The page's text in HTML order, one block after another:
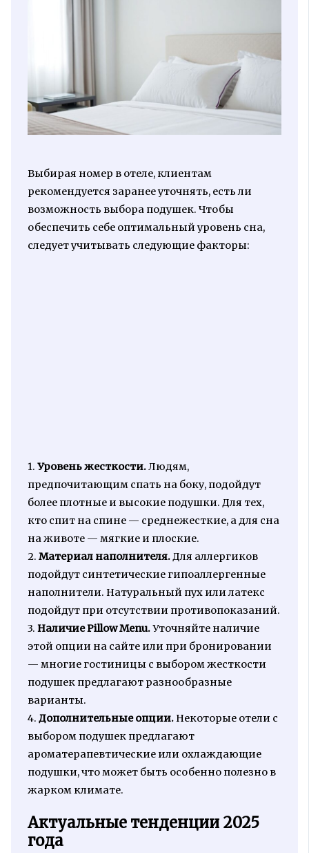
Выбирая номер в отеле, клиентам
рекомендуется заранее уточнять, есть ли
возможность выбора подушек. Чтобы
обеспечить себе оптимальный уровень сна,
следует учитывать следующие факторы:
1. Уровень жесткости.Людям,
предпочитающим спать на боку, подойдут
более плотные и высокие подушки. Для тех,
кто спит на спине — среднежесткие, а для сна
на животе — мягкие и плоские.
2. Материал наполнителя.Для аллергиков
подойдут синтетические гипоаллергенные
наполнители. Натуральный пух или латекс
подойдут при отсутствии противопоказаний.
3. Наличие Pillow Menu.Уточняйте наличие
этой опции на сайте или при бронировании
— многие гостиницы с выбором жесткости
подушек предлагают разнообразные
варианты.
4. Дополнительные опции.Некоторые отели с
выбором подушек предлагают
ароматерапевтические или охлаждающие
подушки, что может быть особенно полезно в
жарком климате.
Актуальные тенденции 2025
года